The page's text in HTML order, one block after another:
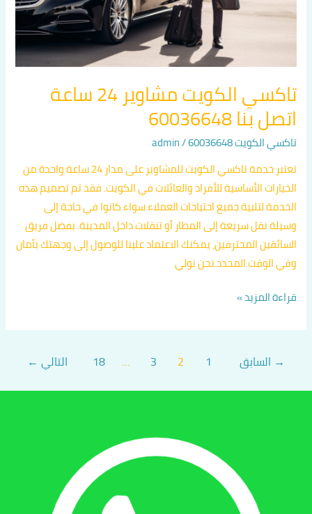
تاكسي الكويت مشاوير 24 ساعة
اتصل بنا 60036648
تاكسي الكويت 60036648 /
admin
تعتبر خدمة تاكسي الكويت للمشاوير على مدار 24 ساعة واحدة من
الخيارات الأساسية للأفراد والعائلات في الكويت. فقد تم تصميم هذه
الخدمة لتلبية جميع احتياجات العملاء سواء كانوا في حاجة إلى
وسيلة نقل سريعة إلى المطار أو تنقلات داخل المدينة. بفضل فريق
السائقين المحترفين، يمكنك الاعتماد علينا للوصول إلى وجهتك بأمان
وفي الوقت المحدد.نحن نولي
60036648
قراءة المزيد »
→ السابق 1
2
3
…
18 التالي ←